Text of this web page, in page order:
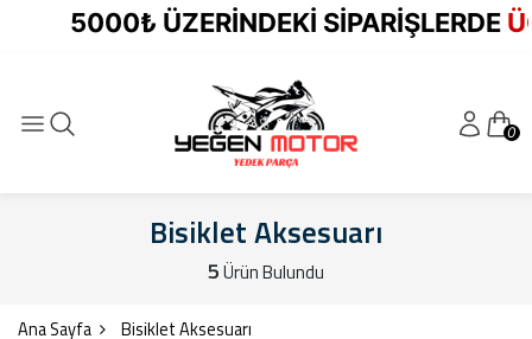
5000₺ ÜZERİNDEKİ SİPARİŞLERDE
0
Bisiklet Aksesuarı
5Ürün Bulundu
Ana Sayfa Bisiklet Aksesuarı